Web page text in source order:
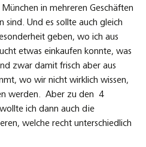
in mehreren Geschäften
sind. Und es sollte auch gleich
geben, wo ich aus
etwas einkaufen konnte, was
zwar damit frisch aber aus
wo wir nicht wirklich wissen,
werden. Aber zu den 4
ich dann auch die
welche recht unterschiedlich